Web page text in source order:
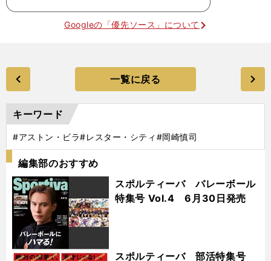
Googleの「優先ソース」について
一覧に戻る
キーワード
#アストン・ビラ#レスター・シティ #岡崎慎司
編集部のおすすめ
スポルティーバ バレーボール
特集号 Vol.4 6月30日発売
スポルティーバ 部活特集号